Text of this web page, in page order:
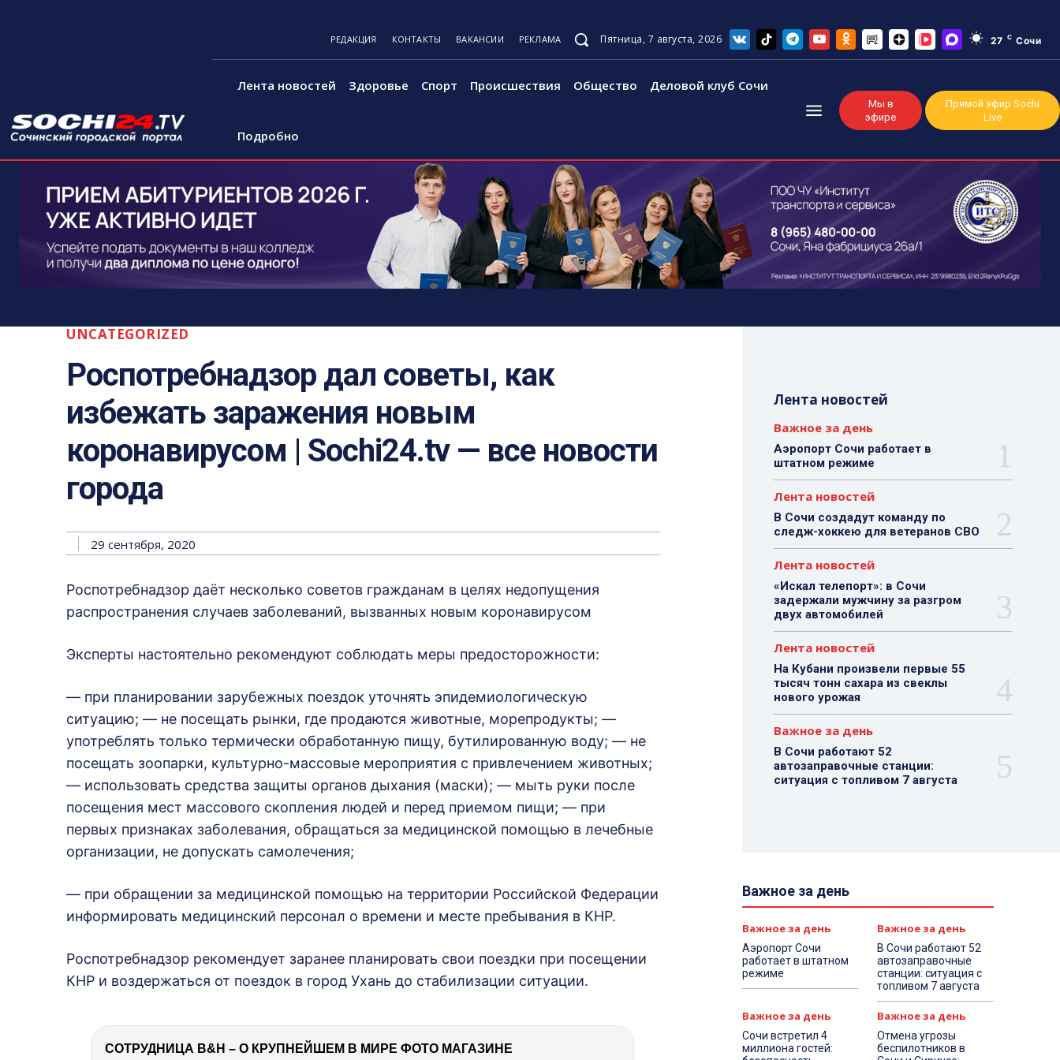
РЕДАКЦИЯ КОНТАКТЫ ВАКАНСИИ РЕКЛАМА Пятница, 7 августа, 2026 27 C Сочи
Лента новостей Здоровье Спорт Происшествия Общество Деловой клуб Сочи
Подробно
Мы в
эфире
Прямой эфир Sochi
Live
UNCATEGORIZED
Роспотребнадзор дал советы, как
избежать заражения новым
коронавирусом | Sochi24.tv — все новости
города
29 сентября, 2020
Роспотребнадзор даёт несколько советов гражданам в целях недопущения
распространения случаев заболеваний, вызванных новым коронавирусом
Эксперты настоятельно рекомендуют соблюдать меры предосторожности:
— при планировании зарубежных поездок уточнять эпидемиологическую
ситуацию; — не посещать рынки, где продаются животные, морепродукты; —
употреблять только термически обработанную пищу, бутилированную воду; — не
посещать зоопарки, культурно-массовые мероприятия с привлечением животных;
— использовать средства защиты органов дыхания (маски); — мыть руки после
посещения мест массового скопления людей и перед приемом пищи; — при
первых признаках заболевания, обращаться за медицинской помощью в лечебные
организации, не допускать самолечения;
— при обращении за медицинской помощью на территории Российской Федерации
информировать медицинский персонал о времени и месте пребывания в КНР.
Роспотребнадзор рекомендует заранее планировать свои поездки при посещении
КНР и воздержаться от поездок в город Ухань до стабилизации ситуации.
СОТРУДНИЦА B&H – О КРУПНЕЙШЕМ В МИРЕ ФОТО МАГАЗИНЕ
Лента новостей
Важное за день
Аэропорт Сочи работает в
штатном режиме
Лента новостей
В Сочи создадут команду по
следж-хоккею для ветеранов СВО
Лента новостей
«Искал телепорт»: в Сочи
задержали мужчину за разгром
двух автомобилей
Лента новостей
На Кубани произвели первые 55
тысяч тонн сахара из свеклы
нового урожая
Важное за день
В Сочи работают 52
автозаправочные станции:
ситуация с топливом 7 августа
Важное за день
Важное за день
Аэропорт Сочи
работает в штатном
режиме
Важное за день
В Сочи работают 52
автозаправочные
станции: ситуация с
топливом 7 августа
Важное за день
Сочи встретил 4
миллиона гостей:
Важное за день
Отмена угрозы
беспилотников в